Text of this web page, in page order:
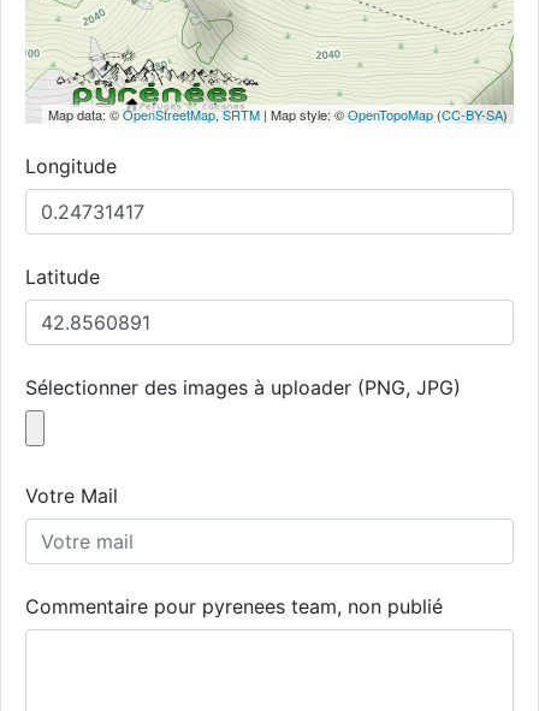
Map data: ©OpenStreetMap,SRTM | Map style: ©OpenTopoMap(CC-BY-SA)
Longitude
Latitude
Sélectionner des images à uploader (PNG, JPG)
Votre Mail
Commentaire pour pyrenees team, non publié